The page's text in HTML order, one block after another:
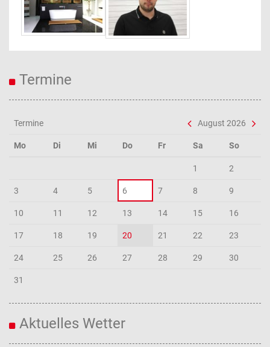
Termine
Termine August 2026
Mo Di Mi Do Fr Sa So
1 2
3 4 5 6 7 8 9
10 11 12 13 14 15 16
17 18 19 20 21 22 23
24 25 26 27 28 29 30
31
Aktuelles Wetter